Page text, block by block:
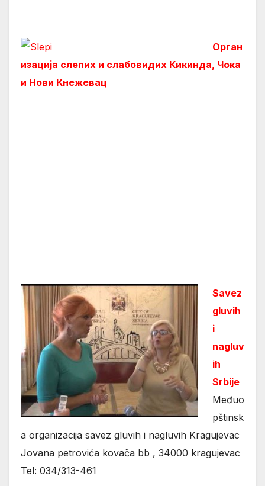
Орган
изација слепих и слабовидих Кикинда, Чока
и Нови Кнежевац
Savez
gluvih
i
nagluv
ih
Srbije
Međuo
pštinsk
a organizacija savez gluvih i nagluvih Kragujevac
Jovana petrovića kovača bb , 34000 kragujevac
Tel: 034/313-461